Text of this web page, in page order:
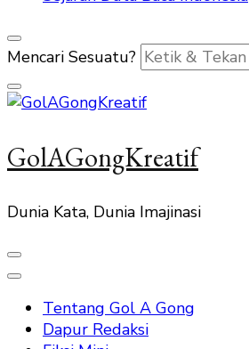
Mencari Sesuatu?
GolAGongKreatif
Dunia Kata, Dunia Imajinasi
Tentang Gol A Gong
Dapur Redaksi